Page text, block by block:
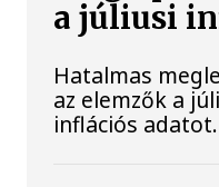
a júliusi
Hatalmas
az elemzők a
inflációs adatot.